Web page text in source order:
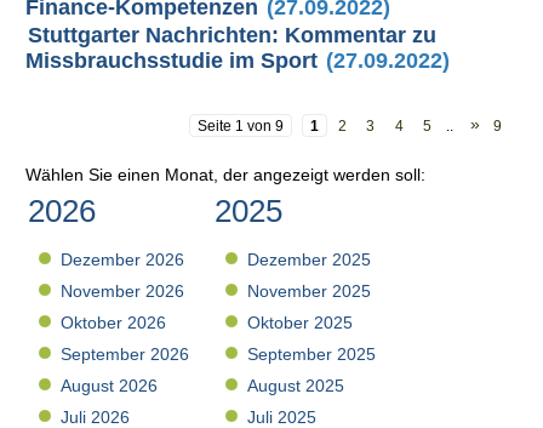
Finance-Kompetenzen (27.09.2022)
Stuttgarter Nachrichten: Kommentar zu
Missbrauchsstudie im Sport (27.09.2022)
Seite 1 von 9 1 2 3 4 5 » 9
Wählen Sie einen Monat, der angezeigt werden soll:
2026
Dezember 2026
November 2026
Oktober 2026
September 2026
August 2026
Juli 2026
2025
Dezember 2025
November 2025
Oktober 2025
September 2025
August 2025
Juli 2025